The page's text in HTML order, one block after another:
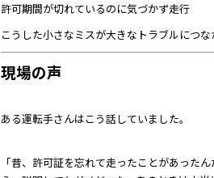
許可期間が切れているのに気づかず走行
こうした小さなミスが大きなトラブルにつな
現場の声
ある運転手さんはこう話していました。
「昔、許可証を忘れて走ったことがあった